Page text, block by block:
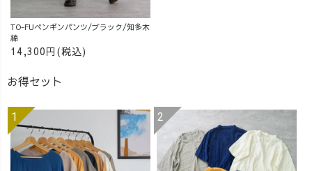
TO-FUペンギンパンツ/ブラック/知多木
綿
14,300円(税込)
お得セット